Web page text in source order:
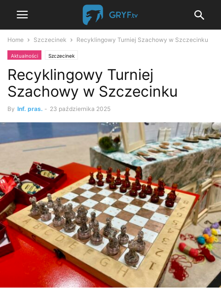
Home Szczecinek Recyklingowy Turniej Szachowy w Szczecinku
Aktualności Szczecinek
Recyklingowy Turniej
Szachowy w Szczecinku
By Inf. pras. - 23 października 2025